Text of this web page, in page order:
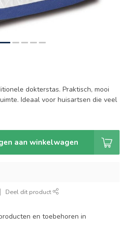
dokterstas. Praktisch, mooi
Ideaal voor huisartsen die veel
aan winkelwagen
Deel dit product
en toebehoren in